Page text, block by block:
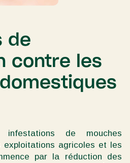
de
contre les
de mouches
exploitations agricoles et les
par la réduction des